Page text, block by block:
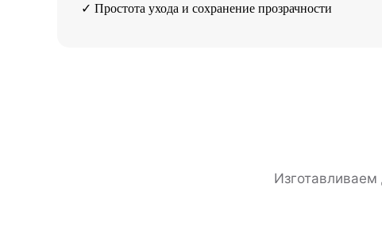
✓ Простота ухода и сохранение прозрачности